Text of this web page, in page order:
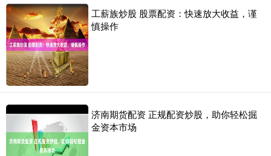
工薪族炒股 股票配资：快速放大收益，谨
慎操作
济南期货配资 正规配资炒股，助你轻松掘
金资本市场